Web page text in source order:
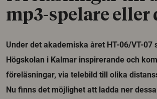
mp3-spelare eller
Under det akademiska året HT-06/VT-07
Högskolan i Kalmar inspirerande och
föreläsningar, via telebild till olika
Nu finns det möjlighet att ladda ner